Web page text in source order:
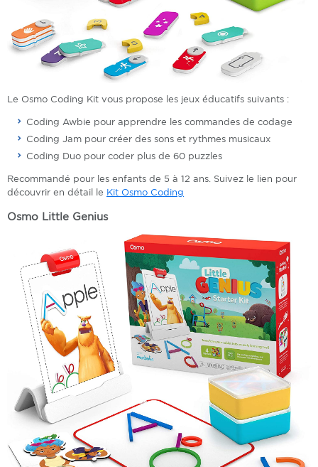
Le Osmo Coding Kit vous propose les jeux éducatifs suivants :
Coding Awbie pour apprendre les commandes de codage
Coding Jam pour créer des sons et rythmes musicaux
Coding Duo pour coder plus de 60 puzzles
Recommandé pour les enfants de 5 à 12 ans. Suivez le lien pour
découvrir en détail le Kit Osmo Coding
Osmo Little Genius